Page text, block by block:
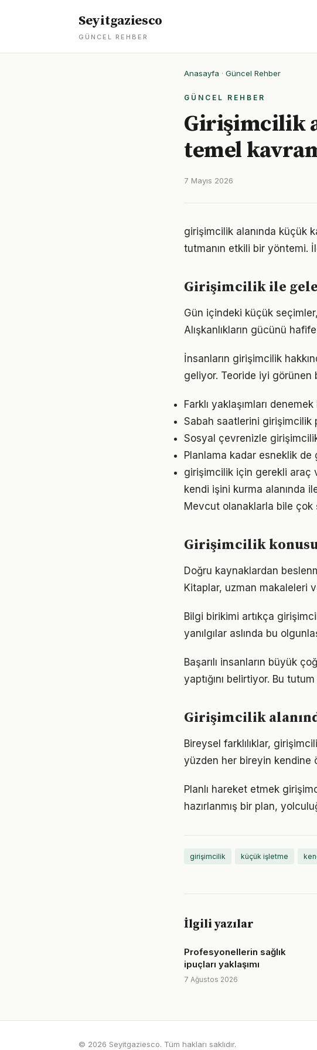
Seyitgaziesco
GÜNCEL REHBER
Anasayfa · Güncel Rehber
GÜNCEL REHBER
Girişimcilik
temel
7 Mayıs 2026
girişimcilik alanında küçük
tutmanın etkili bir yöntemi.
Girişimcilik ile
Gün içindeki küçük
Alışkanlıkların gücünü
İnsanların girişimcilik
geliyor. Teoride iyi görünen
Farklı yaklaşımları
Sabah saatlerini girişimcilik
Sosyal çevrenizle
Planlama kadar esneklik de
girişimcilik için gerekli araç
kendi işini kurma alanında
Mevcut olanaklarla bile çok
Girişimcilik
Doğru kaynaklardan
Kitaplar, uzman makaleleri
Bilgi birikimi artıkça
yanılgılar aslında bu
Başarılı insanların büyük
yaptığını belirtiyor. Bu
Girişimcilik
Bireysel farklılıklar,
yüzden her bireyin kendine
Planlı hareket etmek
hazırlanmış bir plan,
girişimcilik küçük işletme
İlgili yazılar
Profesyonellerin sağlık
ipuçları yaklaşımı
7 Ağustos 2026
© 2026 Seyitgaziesco. Tüm hakları saklıdır.